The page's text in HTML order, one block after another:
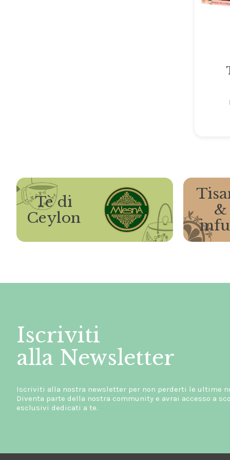
Tè di
Ceylon
&
Iscriviti
alla Newsletter
Iscriviti alla nostra newsletter per non perderti le ultime
Diventa parte della nostra community e avrai accesso a
esclusivi dedicati a te.